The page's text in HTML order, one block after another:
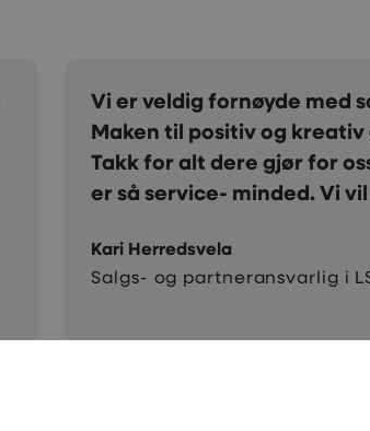
Vi har et veldig godt
samarbeidet har vi fått
treff i søkemotorer og økt
glad for å ha Creative
Jo Espen Branes
Daglig leder i Unika AS